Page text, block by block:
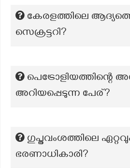
കേരളത്തിലെ
സെക്രട്ടറി?
പെട്രോളിയത്തിന്റെ
അറിയപ്പെടുന്ന പേര്?
ഗുപ്തവംശത്തിലെ
ഭരണാധികാരി?